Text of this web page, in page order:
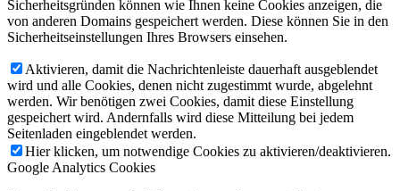
Sicherheitsgründen können wie Ihnen keine Cookies anzeigen, die
von anderen Domains gespeichert werden. Diese können Sie in den
Sicherheitseinstellungen Ihres Browsers einsehen.
Aktivieren, damit die Nachrichtenleiste dauerhaft ausgeblendet
wird und alle Cookies, denen nicht zugestimmt wurde, abgelehnt
werden. Wir benötigen zwei Cookies, damit diese Einstellung
gespeichert wird. Andernfalls wird diese Mitteilung bei jedem
Seitenladen eingeblendet werden.
Hier klicken, um notwendige Cookies zu aktivieren/deaktivieren.
Google Analytics Cookies